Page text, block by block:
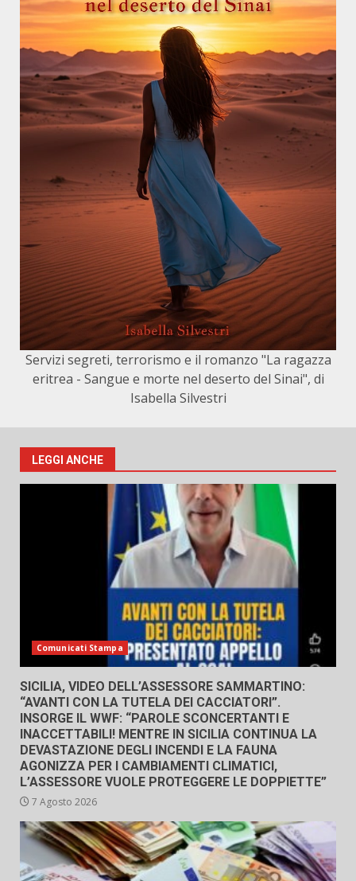
Servizi segreti, terrorismo e il romanzo "La ragazza
eritrea - Sangue e morte nel deserto del Sinai", di
Isabella Silvestri
LEGGI ANCHE
Comunicati Stampa
SICILIA, VIDEO DELL’ASSESSORE SAMMARTINO:
“AVANTI CON LA TUTELA DEI CACCIATORI”.
INSORGE IL WWF: “PAROLE SCONCERTANTI E
INACCETTABILI! MENTRE IN SICILIA CONTINUA LA
DEVASTAZIONE DEGLI INCENDI E LA FAUNA
AGONIZZA PER I CAMBIAMENTI CLIMATICI,
L’ASSESSORE VUOLE PROTEGGERE LE DOPPIETTE”
7 Agosto 2026